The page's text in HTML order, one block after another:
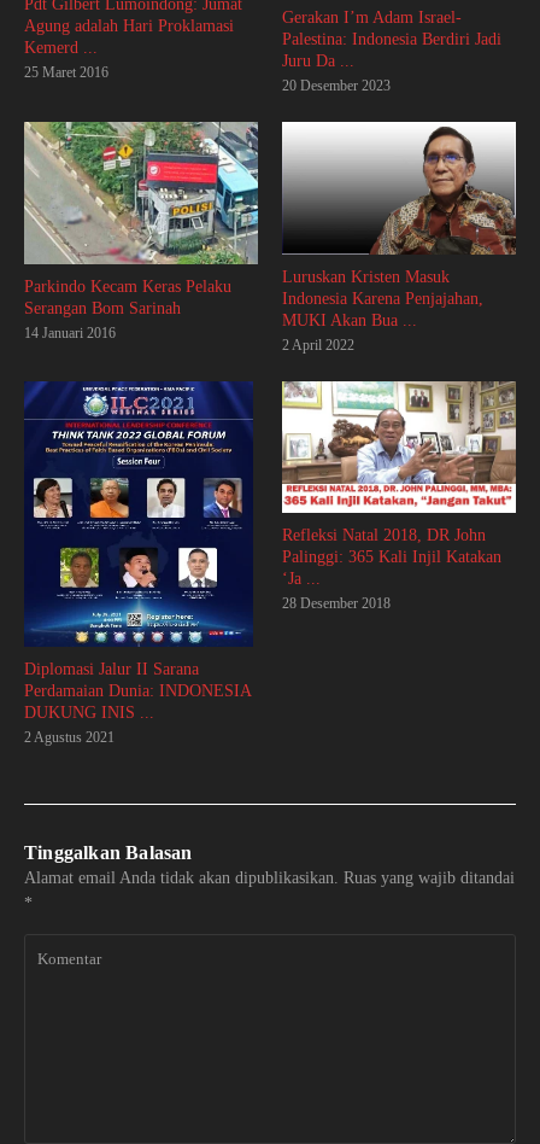
Pdt Gilbert Lumoindong: Jumat
Agung adalah Hari Proklamasi
Kemerd ...
25 Maret 2016
Gerakan I’m Adam Israel-
Palestina: Indonesia Berdiri Jadi
Juru Da ...
20 Desember 2023
Parkindo Kecam Keras Pelaku
Serangan Bom Sarinah
14 Januari 2016
Luruskan Kristen Masuk
Indonesia Karena Penjajahan,
MUKI Akan Bua ...
2 April 2022
Diplomasi Jalur II Sarana
Perdamaian Dunia: INDONESIA
DUKUNG INIS ...
2 Agustus 2021
Refleksi Natal 2018, DR John
Palinggi: 365 Kali Injil Katakan
‘Ja ...
28 Desember 2018
Tinggalkan Balasan
Alamat email Anda tidak akan dipublikasikan. Ruas yang wajib ditandai
*